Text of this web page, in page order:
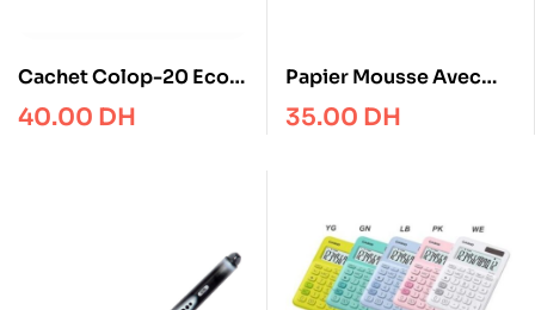
Cachet Colop-20 Eco
14*38mm
40.00 DH
Papier Mousse Avec
Paillettes A4
35.00 DH